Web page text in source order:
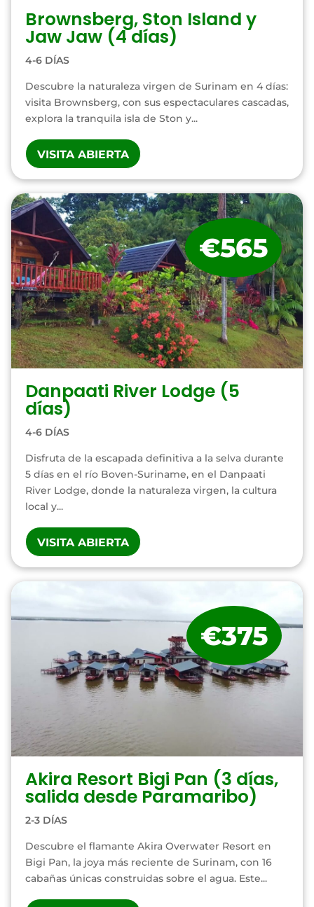
Brownsberg, Ston Island y
Jaw Jaw (4 días)
4-6 DÍAS
Descubre la naturaleza virgen de Surinam en 4 días:
visita Brownsberg, con sus espectaculares cascadas,
explora la tranquila isla de Ston y...
VISITA ABIERTA
Danpaati River Lodge (5
días)
4-6 DÍAS
Disfruta de la escapada definitiva a la selva durante
5 días en el río Boven-Suriname, en el Danpaati
River Lodge, donde la naturaleza virgen, la cultura
local y...
VISITA ABIERTA
€565
Akira Resort Bigi Pan (3 días,
salida desde Paramaribo)
2-3 DÍAS
Descubre el flamante Akira Overwater Resort en
Bigi Pan, la joya más reciente de Surinam, con 16
cabañas únicas construidas sobre el agua. Este...
€375